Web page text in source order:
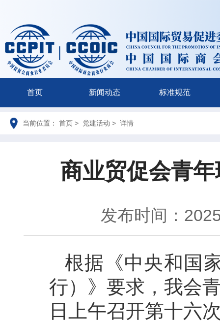
首页 新闻动态 标准规范
当前位置： 首页 > 党建活动 > 详情
商业贸促会青
发布时间：
根据《中央和国
行）》要求，我会
日上午召开第十六